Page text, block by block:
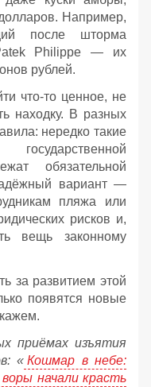
Например,
после шторма
Philippe — их
рублей.
что‑то ценное, не
находку. В разных
нередко такие
обязательной
вариант —
пляжа или
рисков и,
вещь законному
за развитием этой
появятся новые
приёмах изъятия
« Кошмар в небе:
начали красть